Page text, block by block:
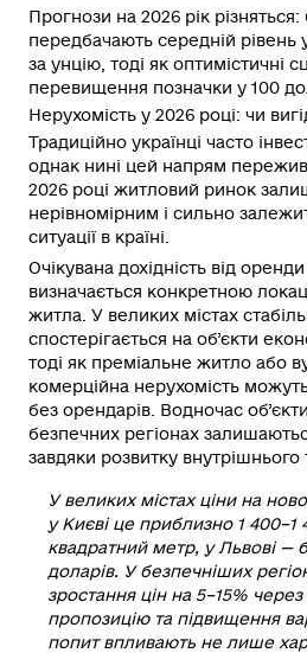
Прогнози на 2026 рік
передбачають середній рівень
за унцію, тоді як оптимістичні
перевищення позначки у 100
Нерухомість у 2026 році: чи
Традиційно українці часто
однак нині цей напрям
2026 році житловий ринок
нерівномірним і сильно
ситуації в країні.
Очікувана дохідність від
визначається конкретною
житла. У великих містах
спостерігається на об’єкти
тоді як преміальне житло або
комерційна нерухомість
без орендарів. Водночас
безпечних регіонах
завдяки розвитку внутрішнього
У великих містах ціни на
у Києві це приблизно 1 400–1
квадратний метр, у Львові —
доларів. У безпечніших
зростання цін на 5–15%
пропозицію та підвищення
попит впливають не лише